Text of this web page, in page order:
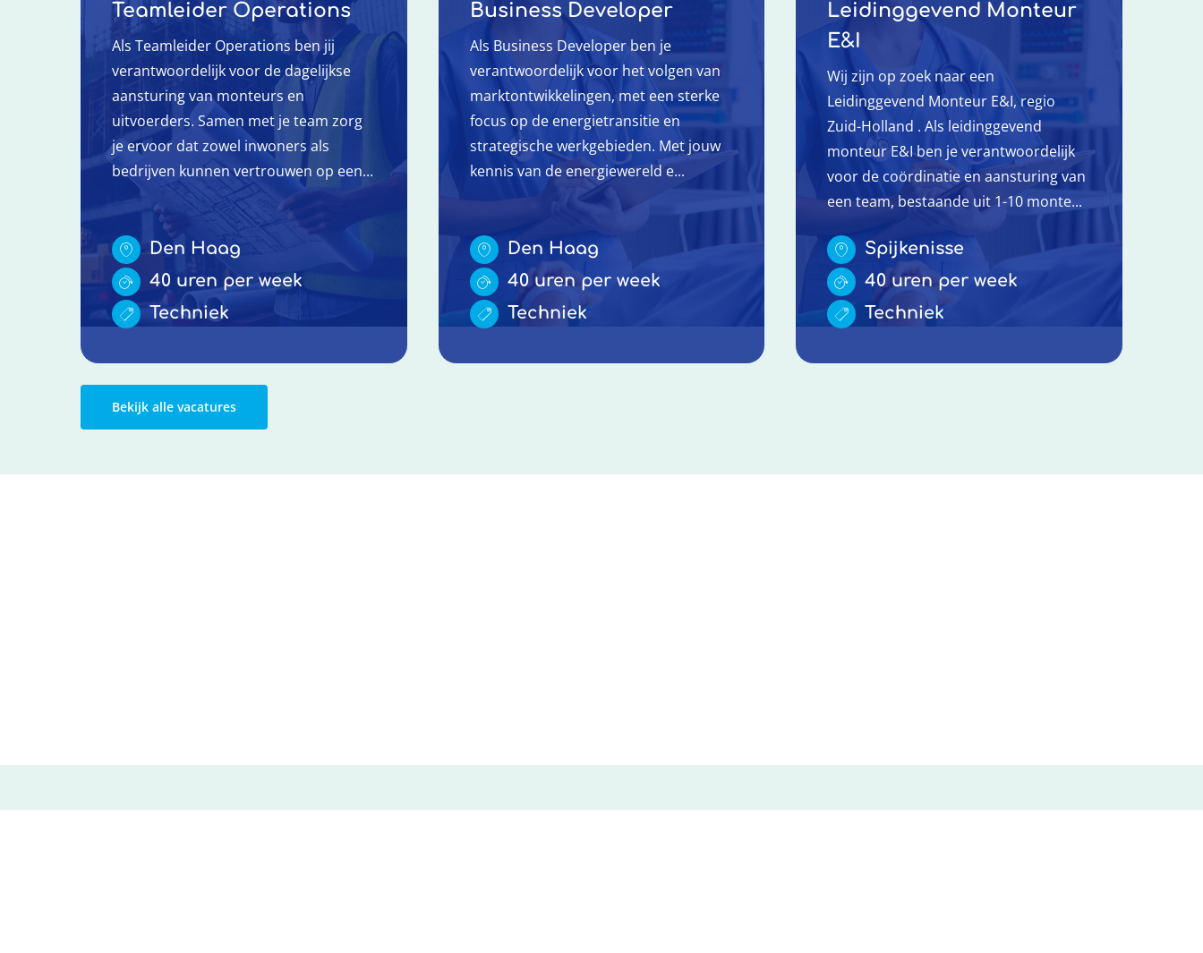
Teamleider Operations
Als Teamleider Operations ben jij
verantwoordelijk voor de dagelijkse
aansturing van monteurs en
uitvoerders. Samen met je team zorg
je ervoor dat zowel inwoners als
bedrijven kunnen vertrouwen op een...
Den Haag
40 uren per week
Techniek
Business Developer
Als Business Developer ben je
verantwoordelijk voor het volgen van
marktontwikkelingen, met een sterke
focus op de energietransitie en
strategische werkgebieden. Met jouw
kennis van de energiewereld e...
Den Haag
40 uren per week
Techniek
Leidinggevend Monteur
E&I
Wij zijn op zoek naar een
Leidinggevend Monteur E&I, regio
Zuid-Holland . Als leidinggevend
monteur E&I ben je verantwoordelijk
voor de coördinatie en aansturing van
een team, bestaande uit 1-10 monte...
Spijkenisse
40 uren per week
Techniek
Bekijk alle vacatures